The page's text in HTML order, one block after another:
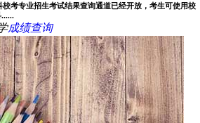
考专业招生考试结果查询通道已经开放，考生可使用校
成绩查询